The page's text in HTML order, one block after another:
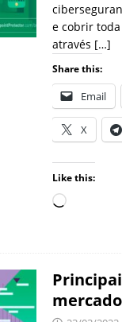
e cobrir
através […]
Share this:
Email
X
Like this: